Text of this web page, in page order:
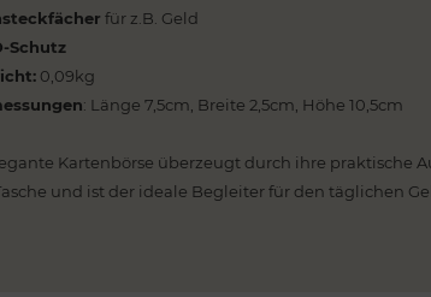
für z.B. Geld
Schutz
0,09kg
: Länge 7,5cm, Breite 2,5cm, Höhe 10,5cm
Kartenbörse überzeugt durch ihre praktische
und ist der ideale Begleiter für den täglichen